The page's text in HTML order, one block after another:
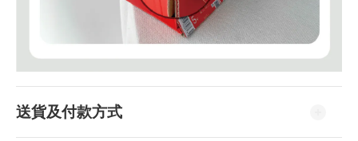
送貨及付款方式